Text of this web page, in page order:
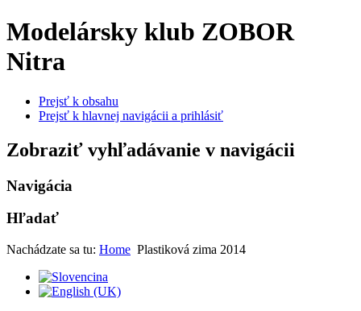
Modelársky klub ZOBOR
Nitra
Prejsť k obsahu
Prejsť k hlavnej navigácii a prihlásiť
Zobraziť vyhľadávanie v navigácii
Navigácia
Hľadať
Nachádzate sa tu: Home Plastiková zima 2014